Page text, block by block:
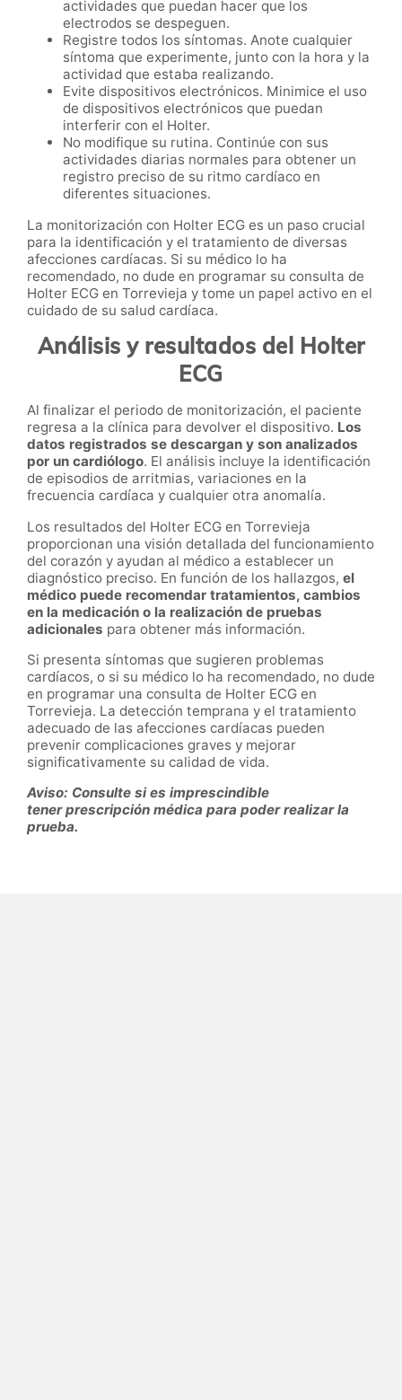
actividades que puedan hacer que los
electrodos se despeguen.
Registre todos los síntomas. Anote cualquier
síntoma que experimente, junto con la hora y la
actividad que estaba realizando.
Evite dispositivos electrónicos. Minimice el uso
de dispositivos electrónicos que puedan
interferir con el Holter.
No modifique su rutina. Continúe con sus
actividades diarias normales para obtener un
registro preciso de su ritmo cardíaco en
diferentes situaciones.
La monitorización con Holter ECG es un paso crucial
para la identificación y el tratamiento de diversas
afecciones cardíacas. Si su médico lo ha
recomendado, no dude en programar su consulta de
Holter ECG en Torrevieja y tome un papel activo en el
cuidado de su salud cardíaca.
Análisis y resultados del Holter
ECG
Al finalizar el periodo de monitorización, el paciente
regresa a la clínica para devolver el dispositivo. Los
datos registrados se descargan y son analizados
por un cardiólogo. El análisis incluye la identificación
de episodios de arritmias, variaciones en la
frecuencia cardíaca y cualquier otra anomalía.
Los resultados del Holter ECG en Torrevieja
proporcionan una visión detallada del funcionamiento
del corazón y ayudan al médico a establecer un
diagnóstico preciso. En función de los hallazgos, el
médico puede recomendar tratamientos, cambios
en la medicación o la realización de pruebas
adicionales para obtener más información.
Si presenta síntomas que sugieren problemas
cardíacos, o si su médico lo ha recomendado, no dude
en programar una consulta de Holter ECG en
Torrevieja. La detección temprana y el tratamiento
adecuado de las afecciones cardíacas pueden
prevenir complicaciones graves y mejorar
significativamente su calidad de vida.
Aviso: Consulte si es imprescindible
tener prescripción médica para poder realizar la
prueba.